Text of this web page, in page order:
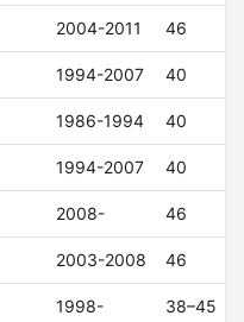
2004-2011 46
1994-2007 40
1986-1994 40
1994-2007 40
2008- 46
2003-2008 46
1998- 38–45